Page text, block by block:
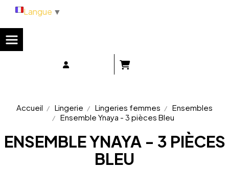
Accueil Lingerie Lingeries femmes
Ensembles
Ensemble Ynaya - 3 pièces Bleu
ENSEMBLE YNAYA - 3 PIÈCES
BLEU
Langue ▼